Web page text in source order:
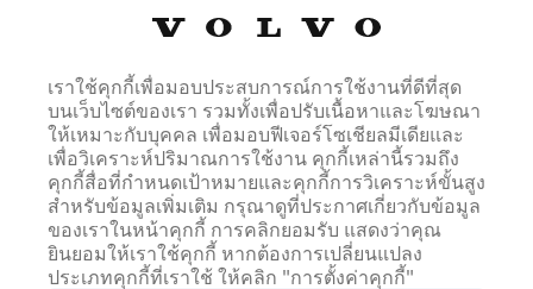
เราใช้คุกกี้เพื่อมอบประสบการณ์การใช้งานที่ดีที่สุด
บนเว็บไซต์ของเรา รวมทั้งเพื่อปรับเนื้อหาและโฆษณา
ให้เหมาะกับบุคคล เพื่อมอบฟีเจอร์โซเชียลมีเดียและ
เพื่อวิเคราะห์ปริมาณการใช้งาน คุกกี้เหล่านี้รวมถึง
คุกกี้สื่อที่กำหนดเป้าหมายและคุกกี้การวิเคราะห์ขั้นสูง
สำหรับข้อมูลเพิ่มเติม กรุณาดูที่ประกาศเกี่ยวกับข้อมูล
ของเราในหน้าคุกกี้ การคลิกยอมรับ แสดงว่าคุณ
ยินยอมให้เราใช้คุกกี้ หากต้องการเปลี่ยนแปลง
ประเภทคุกกี้ที่เราใช้ ให้คลิก "การตั้งค่าคุกกี้"